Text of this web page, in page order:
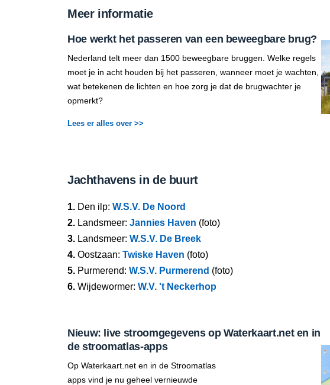
Meer informatie
Hoe werkt het passeren van een beweegbare brug?
Nederland telt meer dan 1500 beweegbare bruggen. Welke regels
moet je in acht houden bij het passeren, wanneer moet je wachten,
wat betekenen de lichten en hoe zorg je dat de brugwachter je
opmerkt?
Lees er alles over >>
Jachthavens in de buurt
1. Den ilp: W.S.V. De Noord
2. Landsmeer: Jannies Haven (foto)
3. Landsmeer: W.S.V. De Breek
4. Oostzaan: Twiske Haven (foto)
5. Purmerend: W.S.V. Purmerend (foto)
6. Wijdewormer: W.V. 't Neckerhop
Nieuw: live stroomgegevens op Waterkaart.net en in
de stroomatlas-apps
Op Waterkaart.net en in de Stroomatlas
apps vind je nu geheel vernieuwde